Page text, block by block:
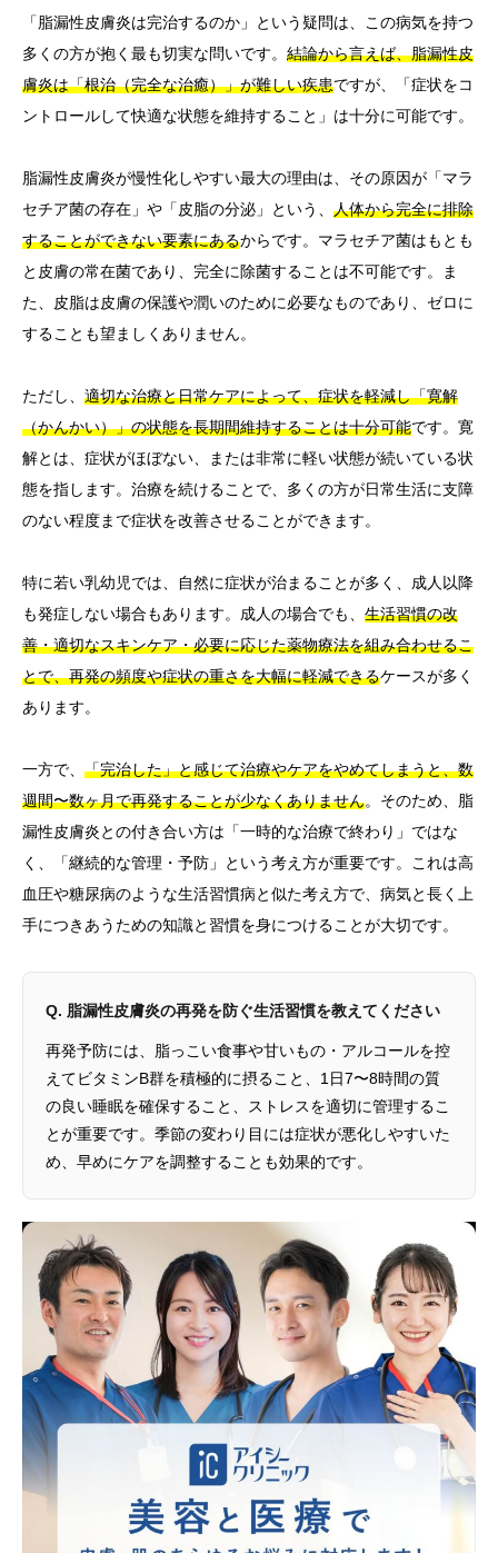
「脂漏性皮膚炎は完治するのか」という疑問は、この病気を持つ
多くの方が抱く最も切実な問いです。 結論から言えば、脂漏性皮
膚炎は「根治（完全な治癒）」が難しい疾患ですが、「症状をコ
ントロールして快適な状態を維持すること」は十分に可能です。
脂漏性皮膚炎が慢性化しやすい最大の理由は、その原因が「マラ
セチア菌の存在」や「皮脂の分泌」という、 人体から完全に排除
することができない要素にあるからです。マラセチア菌はもとも
と皮膚の常在菌であり、完全に除菌することは不可能です。ま
た、皮脂は皮膚の保護や潤いのために必要なものであり、ゼロに
することも望ましくありません。
ただし、 適切な治療と日常ケアによって、症状を軽減し「寛解
（かんかい）」の状態を長期間維持することは十分可能です。寛
解とは、症状がほぼない、または非常に軽い状態が続いている状
態を指します。治療を続けることで、多くの方が日常生活に支障
のない程度まで症状を改善させることができます。
特に若い乳幼児では、自然に症状が治まることが多く、成人以降
も発症しない場合もあります。成人の場合でも、 生活習慣の改
善・適切なスキンケア・必要に応じた薬物療法を組み合わせるこ
とで、再発の頻度や症状の重さを大幅に軽減できるケースが多く
あります。
一方で、 「完治した」と感じて治療やケアをやめてしまうと、数
週間〜数ヶ月で再発することが少なくありません。そのため、脂
漏性皮膚炎との付き合い方は「一時的な治療で終わり」ではな
く、「継続的な管理・予防」という考え方が重要です。これは高
血圧や糖尿病のような生活習慣病と似た考え方で、病気と長く上
手につきあうための知識と習慣を身につけることが大切です。
Q. 脂漏性皮膚炎の再発を防ぐ生活習慣を教えてください
再発予防には、脂っこい食事や甘いもの・アルコールを控
えてビタミンB群を積極的に摂ること、1日7〜8時間の質
の良い睡眠を確保すること、ストレスを適切に管理するこ
とが重要です。季節の変わり目には症状が悪化しやすいた
め、早めにケアを調整することも効果的です。